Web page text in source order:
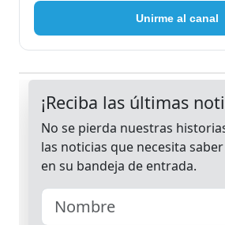
Unirme al canal